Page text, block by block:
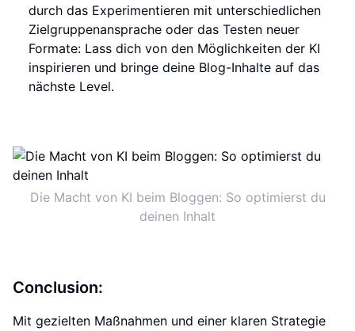
durch das Experimentieren mit unterschiedlichen
Zielgruppenansprache oder das Testen neuer
Formate: Lass dich von den Möglichkeiten der KI
inspirieren und bringe deine Blog-Inhalte auf das
nächste Level.
Die Macht von KI beim Bloggen: So optimierst du
deinen Inhalt
Conclusion:
Mit gezielten Maßnahmen und einer klaren Strategie